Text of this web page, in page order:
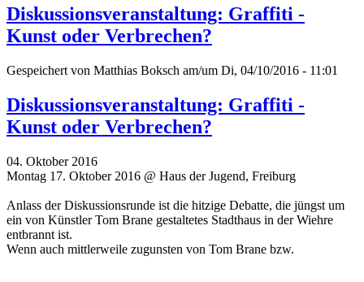
Diskussionsveranstaltung: Graffiti -
Kunst oder Verbrechen?
Gespeichert von Matthias Boksch am/um Di, 04/10/2016 - 11:01
Diskussionsveranstaltung: Graffiti -
Kunst oder Verbrechen?
04. Oktober 2016
Montag 17. Oktober 2016 @ Haus der Jugend, Freiburg
Anlass der Diskussionsrunde ist die hitzige Debatte, die jüngst um
ein von Künstler Tom Brane gestaltetes Stadthaus in der Wiehre
entbrannt ist.
Wenn auch mittlerweile zugunsten von Tom Brane bzw.